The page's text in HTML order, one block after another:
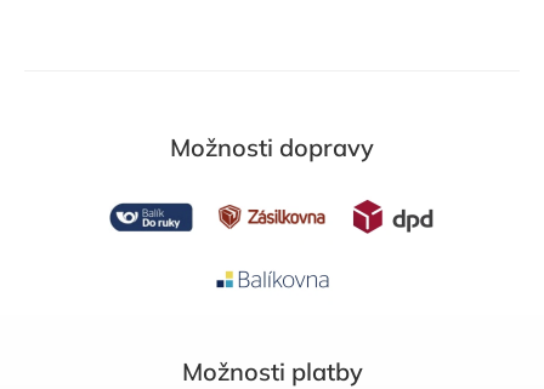
Možnosti dopravy
Možnosti platby